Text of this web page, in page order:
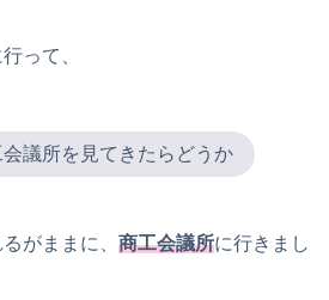
って、
議所を見てきたらどうか
がままに、 商工会議所に行きまし